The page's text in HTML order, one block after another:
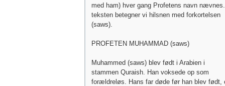
med ham) hver gang Profetens navn
teksten betegner vi hilsnen med forkortelsen
(saws).
PROFETEN MUHAMMAD (saws)
Muhammed (saws) blev født i Arabien i
stammen Quraish. Han voksede op som
forældreløs. Hans far døde før han blev født,